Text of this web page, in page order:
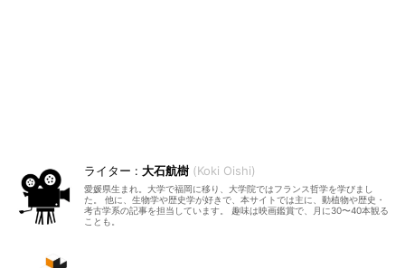
大石航樹 Koki Oishi
愛媛県生まれ。大学で福岡に移り、大学院ではフランス哲学を学びまし
た。 他に、生物学や歴史学が好きで、本サイトでは主に、動植物や歴史・
考古学系の記事を担当しています。 趣味は映画鑑賞で、月に30〜40本観る
ことも。